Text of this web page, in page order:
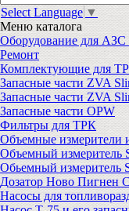
Select Language ▼
Меню каталога
Оборудование для АЗС
Ремонт
Комплектующие для
Запасные части ZVA
Запасные части ZVA
Запасные части OPW
Фильтры для ТРК
Объемные измерители
Объемный измеритель
Обьемный измеритель
Дозатор Ново Пигнен
Насосы для